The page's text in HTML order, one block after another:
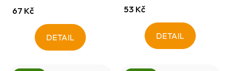
67 Kč
DETAIL
53 Kč
DETAIL